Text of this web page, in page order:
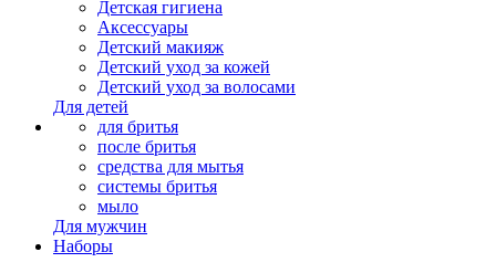
Детская гигиена
Аксессуары
Детский макияж
Детский уход за кожей
Детский уход за волосами
Для детей
для бритья
после бритья
средства для мытья
системы бритья
мыло
Для мужчин
Наборы